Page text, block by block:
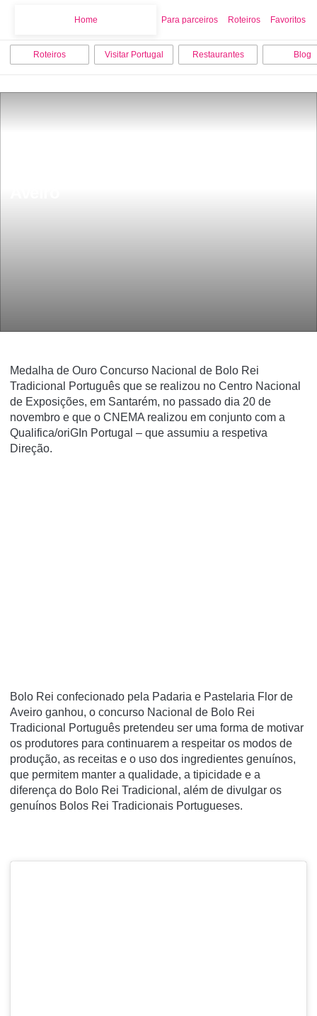
Home Para parceiros Roteiros Favoritos
Roteiros Visitar Portugal Restaurantes Blog
Medalha de Ouro Concurso Nacional de Bolo Rei
Tradicional Português que se realizou no Centro Nacional
de Exposições, em Santarém, no passado dia 20 de
novembro e que o CNEMA realizou em conjunto com a
Qualifica/oriGIn Portugal – que assumiu a respetiva
Direção.
Bolo Rei confecionado pela Padaria e Pastelaria Flor de
Aveiro ganhou, o concurso Nacional de Bolo Rei
Tradicional Português pretendeu ser uma forma de motivar
os produtores para continuarem a respeitar os modos de
produção, as receitas e o uso dos ingredientes genuínos,
que permitem manter a qualidade, a tipicidade e a
diferença do Bolo Rei Tradicional, além de divulgar os
genuínos Bolos Rei Tradicionais Portugueses.